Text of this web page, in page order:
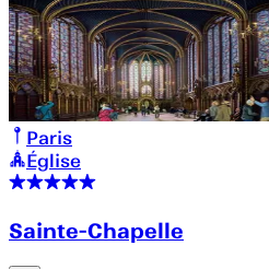
Paris
Église
Sainte-Chapelle